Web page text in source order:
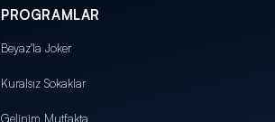
PROGRAMLAR
Beyaz'la Joker
Kuralsız Sokaklar
Gelinim Mutfakta